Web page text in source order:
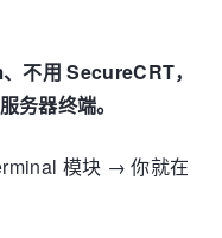
不用 SecureCRT，
务器终端。
模块 → 你就在